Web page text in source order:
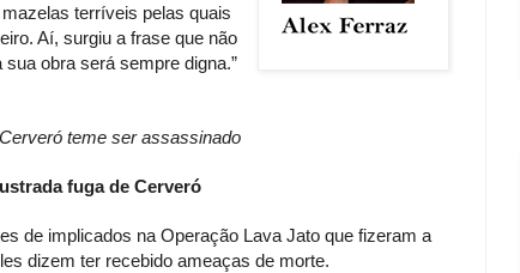
terríveis pelas quais
Aí, surgiu a frase que não
obra será sempre digna.”
teme ser assassinado
fuga de Cerveró
de implicados na Operação Lava Jato que fizeram a
dizem ter recebido ameaças de morte.